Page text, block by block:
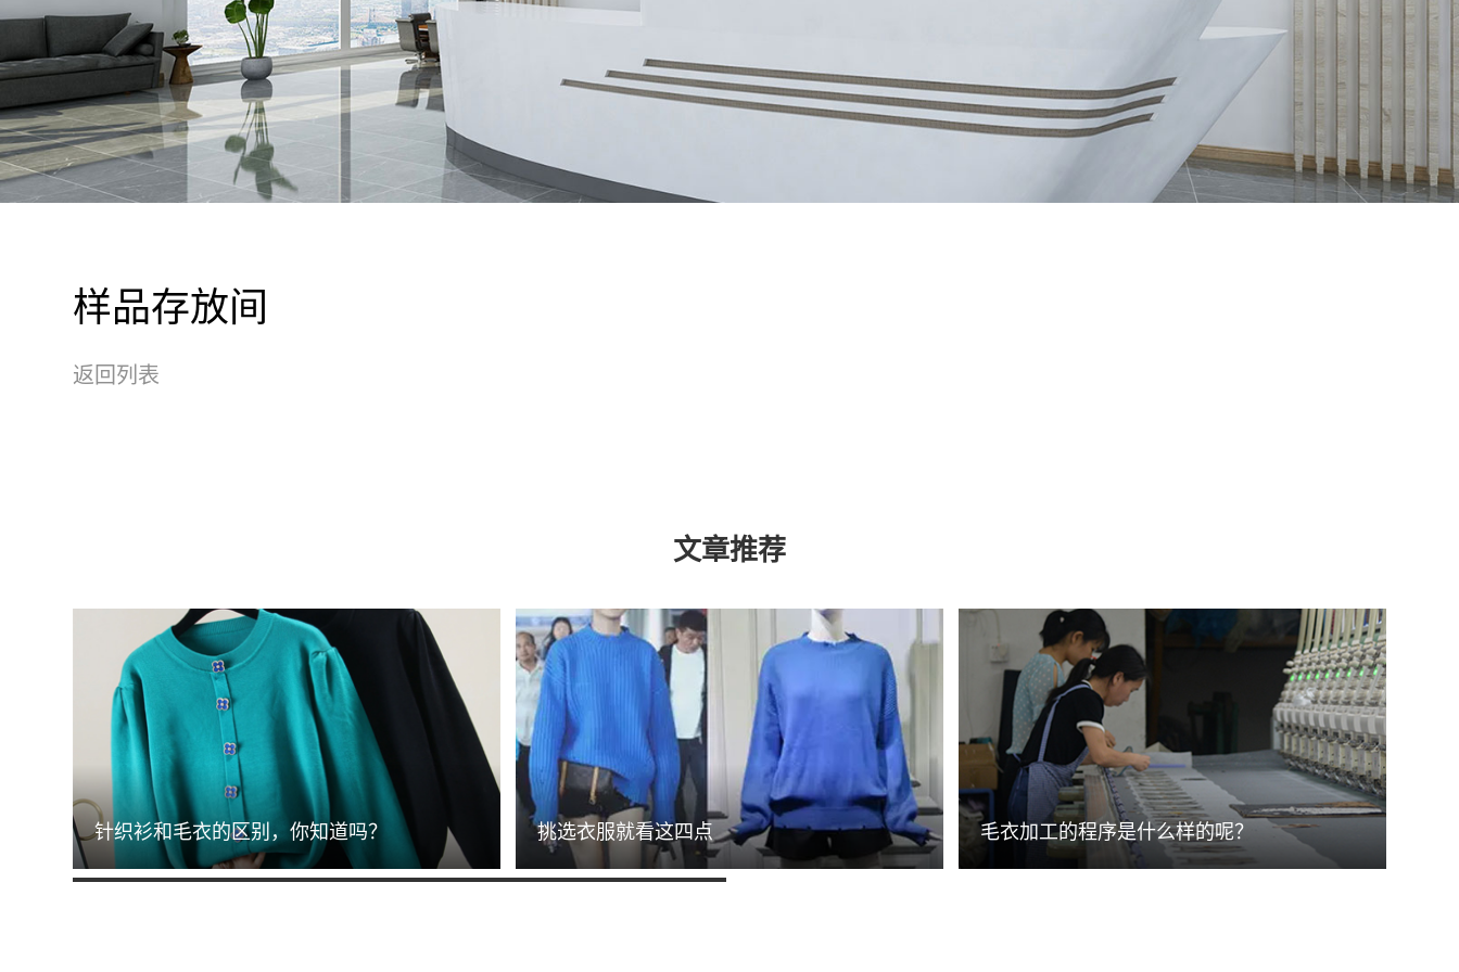
样品存放间
返回列表
文章推荐
针织衫和毛衣的区别，你知道吗？ 挑选衣服就看这四点 毛衣加工的程序是什么样的呢？